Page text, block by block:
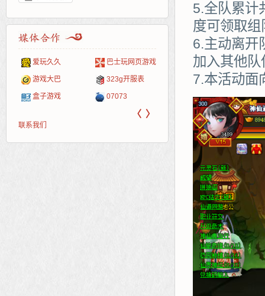
爱玩久久 巴士玩网页游戏
游戏大巴 323g开服表
盒子游戏 07073
页游网
腾讯游戏 新浪
新浪页游 网易
多玩
pcgame 中华网
Cwan
游一游
游侠网页游戏 40407
5617网游网 一游网
开服网
斗蟹网页游戏 游戏
4q5q游戏
〈 〉
联系我们
5.全队累计
度可领取
6.主动离开
加入其他
7.本活动面